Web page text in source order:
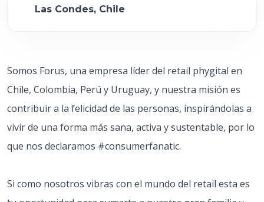
Las Condes, Chile
Somos Forus, una empresa líder del retail phygital en
Chile, Colombia, Perú y Uruguay, y nuestra misión es
contribuir a la felicidad de las personas, inspirándolas a
vivir de una forma más sana, activa y sustentable, por lo
que nos declaramos #consumerfanatic.
Si como nosotros vibras con el mundo del retail esta es